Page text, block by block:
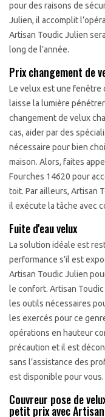
pour des raisons de
Julien, il accomplit
Artisan Toudic Julien
long de l’année.
Prix changement de
Le velux est une fenêtre
laisse la lumière
changement de velux
cas, aider par des
nécessaire pour bien
maison. Alors, faites
Fourches 14620 pour
toit. Par ailleurs, Artisan
il exécute la tâche avec
Fuite d'eau velux
La solution idéale est
performance s’il est
Artisan Toudic Julien
le confort. Artisan
les outils nécessaires
les exercés pour ce
opérations en hauteur
précaution et il est
sans l’assistance des
est disponible pour vous.
Couvreur pose de
petit prix avec